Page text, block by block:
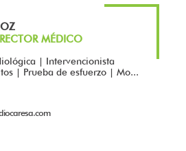
MÉDICO
| Intervencionista
| Prueba de esfuerzo | Mo...